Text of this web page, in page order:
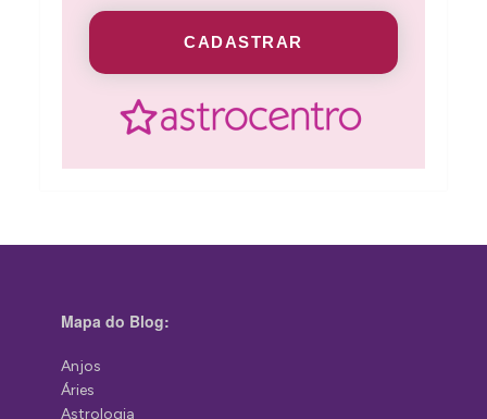
CADASTRAR
Mapa do Blog:
Anjos
Áries
Astrologia